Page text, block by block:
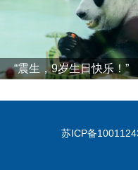
“震生，9岁生日快乐！”
苏ICP备